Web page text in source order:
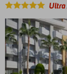
oud Ultra